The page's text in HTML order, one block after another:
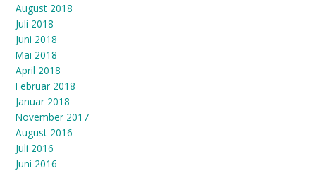
August 2018
Juli 2018
Juni 2018
Mai 2018
April 2018
Februar 2018
Januar 2018
November 2017
August 2016
Juli 2016
Juni 2016